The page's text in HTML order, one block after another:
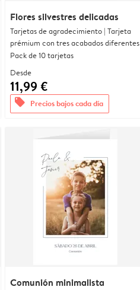
Flores silvestres delicadas
Tarjetas de agradecimiento | Tarjeta
prémium con tres acabados diferentes
Pack de 10 tarjetas
Desde
11,99 €
offers Precios bajos cada día
Comunión minimalista